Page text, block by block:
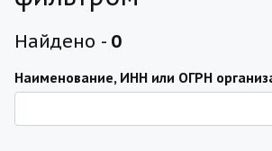
Найдено - 0
Наименование, ИНН или ОГРН